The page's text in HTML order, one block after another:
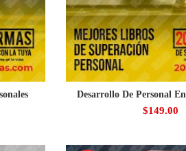
Desarrollo De Personal
$149.00